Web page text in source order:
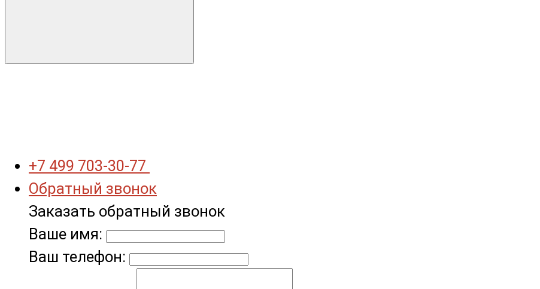
+7 499 703-30-77
Обратный звонок
Заказать обратный звонок
Ваше имя:
Ваш телефон: